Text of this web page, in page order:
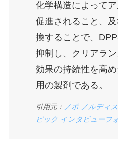
化学構造によって
促進されること、
換することで、
抑制し、クリアラン
効果の持続性を高
用の製剤である。
引用元： ノボ ノルディ
ピック インタビューフ